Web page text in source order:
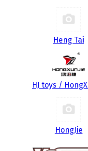
Heng Tai
HJ toys /
HongJie